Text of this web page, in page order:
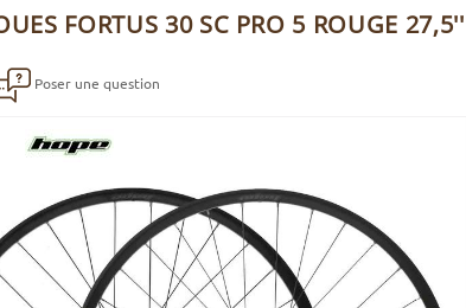
FORTUS 30 SC PRO 5 ROUGE
Poser une question